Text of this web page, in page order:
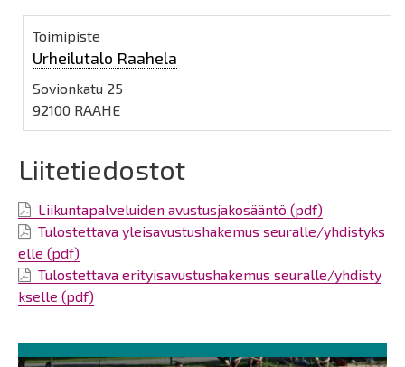
Toimipiste
Urheilutalo Raahela
Sovionkatu 25
92100 RAAHE
Liitetiedostot
Liikuntapalveluiden avustusjakosääntö (pdf)
Tulostettava yleisavustushakemus seuralle/yhdistyks
elle (pdf)
Tulostettava erityisavustushakemus seuralle/yhdisty
kselle (pdf)